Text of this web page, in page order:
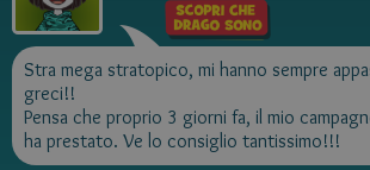
Stra mega stratopico, mi hanno sempre
greci!!
Pensa che proprio 3 giorni fa, il mio
ha prestato. Ve lo consiglio tantissimo!!!